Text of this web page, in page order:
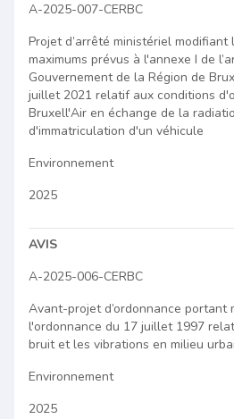
A-2025-007-CERBC
Projet d’arrêté ministériel modifiant
maximums prévus à l'annexe I de
Gouvernement de la Région de
juillet 2021 relatif aux conditions
Bruxell'Air en échange de la
d'immatriculation d'un véhicule
Environnement
2025
Document PDF
AVIS
A-2025-006-CERBC
Avant-projet d’ordonnance portant
l'ordonnance du 17 juillet 1997
bruit et les vibrations en milieu
Environnement
2025